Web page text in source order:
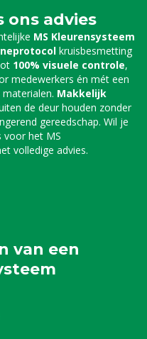
ons advies
MS Kleurensysteem
kruisbesmetting
100% visuele controle,
medewerkers én mét een
Makkelijk
de deur houden zonder
gereedschap. Wil je
voor het MS
volledige advies.
van een